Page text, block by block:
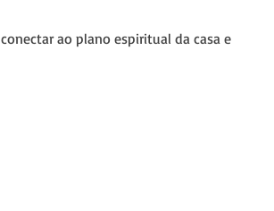
ao plano espiritual da casa e